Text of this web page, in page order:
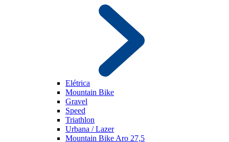
Elétrica
Mountain Bike
Gravel
Speed
Triathlon
Urbana / Lazer
Mountain Bike Aro 27,5